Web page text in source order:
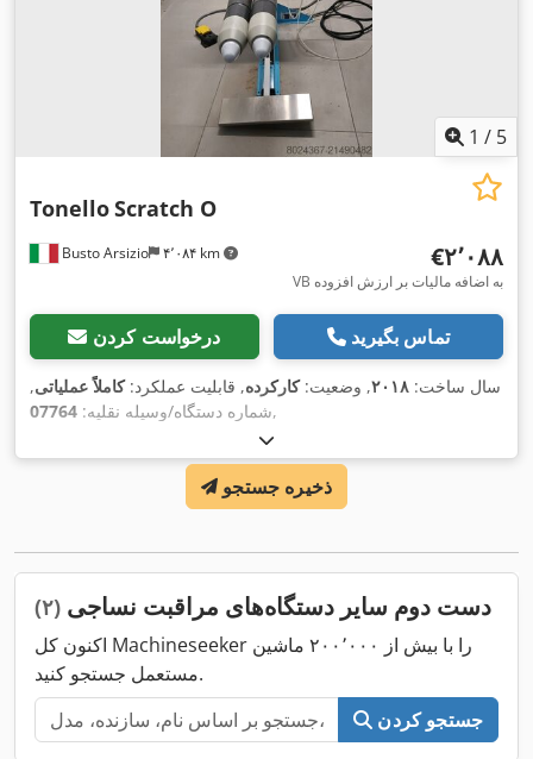
1 / 5
Busto Arsizio ۴٬۰۸۴ km
TonelloScratch O
‎€۲٬۰۸۸
VB به اضافه مالیات بر ارزش افزوده
درخواست کردن تماس بگیرید
سال ساخت: ۲۰۱۸, وضعیت:کارکرده, قابلیت عملکرد:کاملاً عملیاتی,
شماره دستگاه/وسیله نقلیه: 07764 ,
ذخیره جستجو
دست دوم سایر دستگاه‌های مراقبت نساجی (۲)
اکنون کل Machineseeker را با بیش از ۲۰۰٬۰۰۰ ماشین
مستعمل جستجو کنید.
جستجو کردن